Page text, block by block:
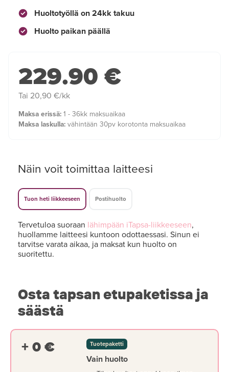
Huoltotyöllä on 24kk takuu
Huolto paikan päällä
229.90 €
Tai 20,90 €/kk
Maksa erissä: 1 - 36kk maksuaikaa
Maksa laskulla: vähintään 30pv korotonta maksuaikaa
Näin voit toimittaa laitteesi
Tuon heti liikkeeseen Postihuolto
Tervetuloa suoraan lähimpään iTapsa-liikkeeseen,
huollamme laitteesi kuntoon odottaessasi. Sinun ei
tarvitse varata aikaa, ja maksat kun huolto on
suoritettu.
Osta tapsan etupaketissa ja
säästä
+ 0 € Tuotepaketti
Vain huolto